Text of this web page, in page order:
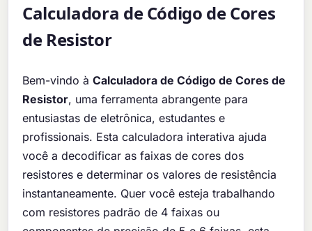
Calculadora de Código de Cores
de Resistor
Bem-vindo àCalculadora de Código de Cores de
Resistor, uma ferramenta abrangente para
entusiastas de eletrônica, estudantes e
profissionais. Esta calculadora interativa ajuda
você a decodificar as faixas de cores dos
resistores e determinar os valores de resistência
instantaneamente. Quer você esteja trabalhando
com resistores padrão de 4 faixas ou